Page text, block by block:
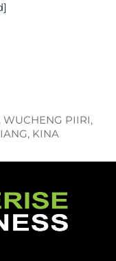
WUCHENG PIIRI,
KINA